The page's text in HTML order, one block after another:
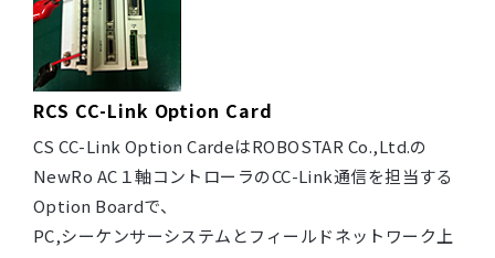
RCS CC-Link Option Card
CS CC-Link Option CardeはROBOSTAR Co.,Ltd.の
NewRo AC１軸コントローラのCC-Link通信を担当する
Option Boardで、
PC,シーケンサーシステムとフィールドネットワーク上